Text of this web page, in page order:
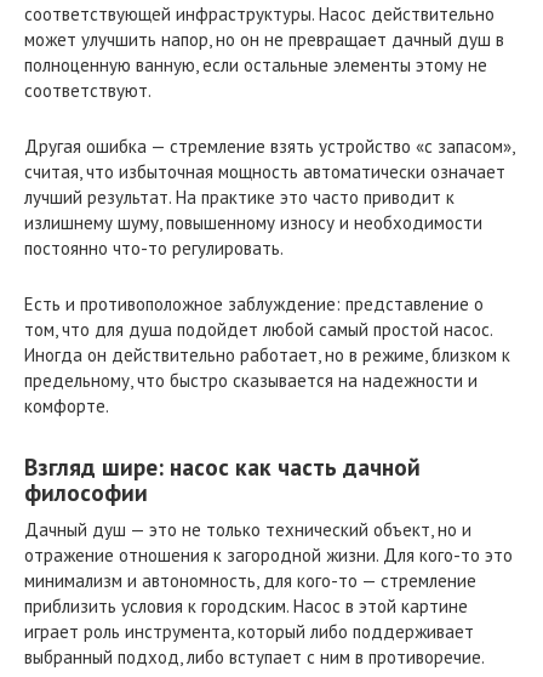
соответствующей инфраструктуры. Насос действительно
может улучшить напор, но он не превращает дачный душ в
полноценную ванную, если остальные элементы этому не
соответствуют.
Другая ошибка — стремление взять устройство «с запасом»,
считая, что избыточная мощность автоматически означает
лучший результат. На практике это часто приводит к
излишнему шуму, повышенному износу и необходимости
постоянно что-то регулировать.
Есть и противоположное заблуждение: представление о
том, что для душа подойдет любой самый простой насос.
Иногда он действительно работает, но в режиме, близком к
предельному, что быстро сказывается на надежности и
комфорте.
Взгляд шире: насос как часть дачной
философии
Дачный душ — это не только технический объект, но и
отражение отношения к загородной жизни. Для кого-то это
минимализм и автономность, для кого-то — стремление
приблизить условия к городским. Насос в этой картине
играет роль инструмента, который либо поддерживает
выбранный подход, либо вступает с ним в противоречие.